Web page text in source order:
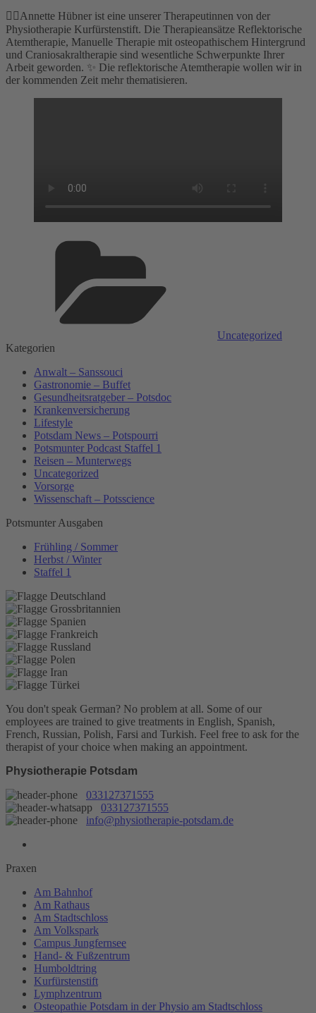
👉🏻Annette Hübner ist eine unserer Therapeutinnen von der
Physiotherapie Kurfürstenstift. Die Therapieansätze Reflektorische
Atemtherapie, Manuelle Therapie mit osteopathischem Hintergrund
und Craniosakraltherapie sind wesentliche Schwerpunkte Ihrer
Arbeit geworden. ✨ Die reflektorische Atemtherapie wollen wir in
der kommenden Zeit mehr thematisieren.
Uncategorized
Kategorien
Anwalt – Sanssouci
Gastronomie – Buffet
Gesundheitsratgeber – Potsdoc
Krankenversicherung
Lifestyle
Potsdam News – Potspourri
Potsmunter Podcast Staffel 1
Reisen – Munterwegs
Uncategorized
Vorsorge
Wissenschaft – Potsscience
Potsmunter Ausgaben
Frühling / Sommer
Herbst / Winter
Staffel 1
You don't speak German? No problem at all. Some of our
employees are trained to give treatments in English, Spanish,
French, Russian, Polish, Farsi and Turkish. Feel free to ask for the
therapist of your choice when making an appointment.
Physiotherapie Potsdam
033127371555
033127371555
info@physiotherapie-potsdam.de
Praxen
Am Bahnhof
Am Rathaus
Am Stadtschloss
Am Volkspark
Campus Jungfernsee
Hand- & Fußzentrum
Humboldtring
Kurfürstenstift
Lymphzentrum
Osteopathie Potsdam in der Physio am Stadtschloss